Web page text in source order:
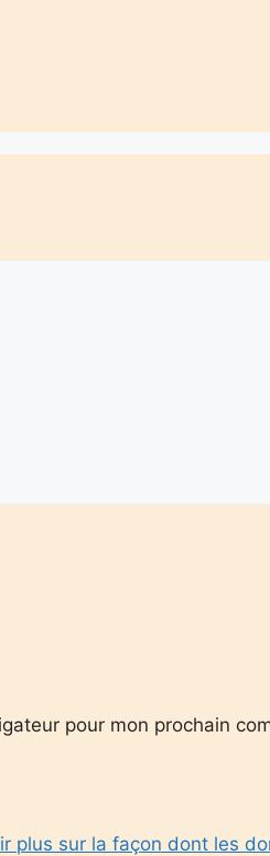
pour mon prochain
plus sur la façon dont les